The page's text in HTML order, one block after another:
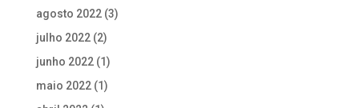
agosto 2022(3)
julho 2022(2)
junho 2022(1)
maio 2022(1)